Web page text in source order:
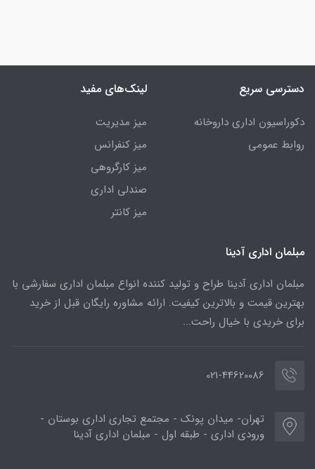
دسترسی سریع
دکوراسیون اداری داروخانه
روابط عمومی
لینک‌های مفید
میز مدیریت
میز کنفرانس
میز کارگروهی
صندلی اداری
میز کانتر
مبلمان اداری آدینا
مبلمان اداری آدینا طراح و تولید کننده انواع مبلمان اداری سفارشی با
بهترین قیمت و بالاترین کیفیت. ارائه مشاوره رایگان قبل از خرید
برای خریدی با خیال راحت...
021-44620086
تهران- میدان پونک - مجتمع تجاری اداری بوستان -
ورودی اداری - طبقه اول - مبلمان اداری آدینا